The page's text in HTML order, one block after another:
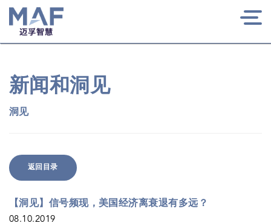
新闻和洞见
洞见
返回目录
【洞见】信号频现，美国经济离衰退有多远？
08.10.2019